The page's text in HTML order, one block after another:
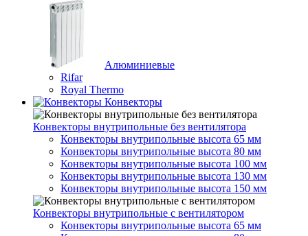
Алюминиевые
Rifar
Royal Thermo
Конвекторы
Конвекторы внутрипольные без вентилятора
Конвекторы внутрипольные высота 65 мм
Конвекторы внутрипольные высота 80 мм
Конвекторы внутрипольные высота 100 мм
Конвекторы внутрипольные высота 130 мм
Конвекторы внутрипольные высота 150 мм
Конвекторы внутрипольные с вентилятором
Конвекторы внутрипольные высота 65 мм